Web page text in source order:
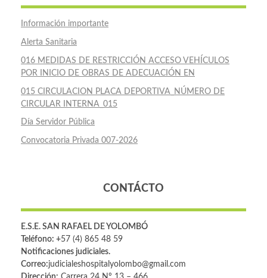
Información importante
Alerta Sanitaria
016 MEDIDAS DE RESTRICCIÓN ACCESO VEHÍCULOS
POR INICIO DE OBRAS DE ADECUACIÓN EN
015 CIRCULACION PLACA DEPORTIVA_NÚMERO DE
CIRCULAR INTERNA_015
Día Servidor Pública
Convocatoria Privada 007-2026
CONTÁCTO
E.S.E. SAN RAFAEL DE YOLOMBÓ
Teléfono: +57 (4) 865 48 59
Notificaciones judiciales.
Correo:judicialeshospitalyolombo@gmail.com